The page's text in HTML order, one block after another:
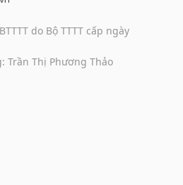
do Bộ TTTT cấp ngày
Trần Thị Phương Thảo